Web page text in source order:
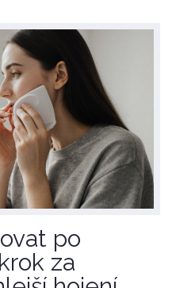
po
za